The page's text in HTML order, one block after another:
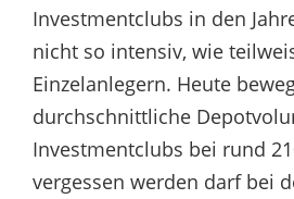
Investmentclubs in den
nicht so intensiv, wie
Einzelanlegern. Heute
durchschnittliche
Investmentclubs bei rund
vergessen werden darf bei